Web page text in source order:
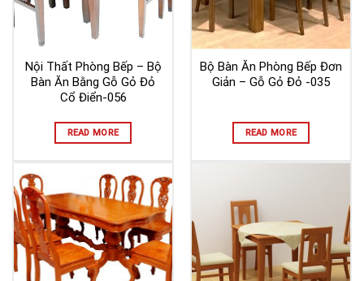
Nội Thất Phòng Bếp – Bộ
Bàn Ăn Bằng Gỗ Gỏ Đỏ
Cổ Điển-056
READ MORE
Bộ Bàn Ăn Phòng Bếp Đơn
Giản – Gỗ Gỏ Đỏ -035
READ MORE